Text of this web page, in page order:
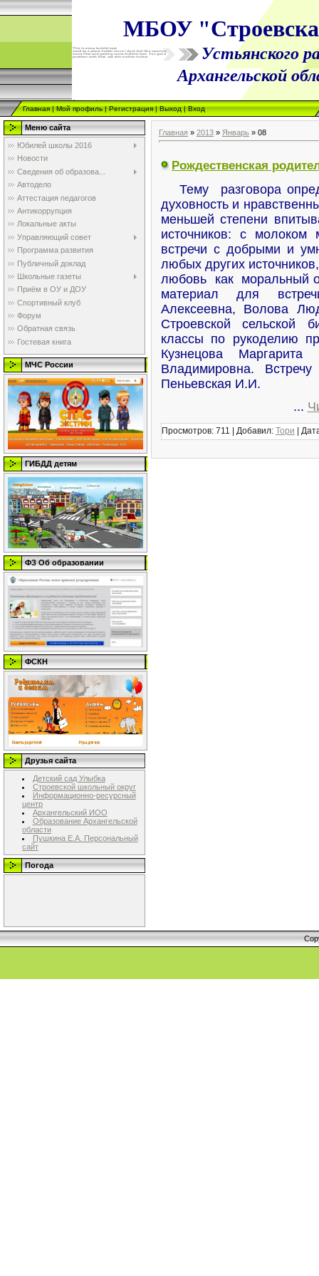
МБОУ
Устьянского
Архангельской
Главная |Мой профиль|Регистрация |Выход|Вход
Меню сайта
Юбилей школы 2016
Новости
Сведения об образова...
Автодело
Аттестация педагогов
Антикоррупция
Локальные акты
Управляющий совет
Программа развития
Публичный доклад
Школьные газеты
Приём в ОУ и ДОУ
Спортивный клуб
Форум
Обратная связь
Гостевая книга
МЧС России
ГИБДД детям
ФЗ Об образовании
ФСКН
Друзья сайта
Детский сад Улыбка
Строевской школьный округ
Информационно-ресурсный
центр
Архангельский ИОО
Образование Архангельской
области
Пушкина Е.А. Персональный
сайт
Погода
Главная » 2013 » Январь » 08
Рождественская
Тему разговора
духовность и
меньшей степени
источников: с
встречи с добрыми и
любых других
любовь как моральный
материал для
Алексеевна, Волова
Строевской сельской
классы по рукоделию
Кузнецова
Владимировна.
Пеньевская И.И.
...
Просмотров: 711 Добавил: Тори